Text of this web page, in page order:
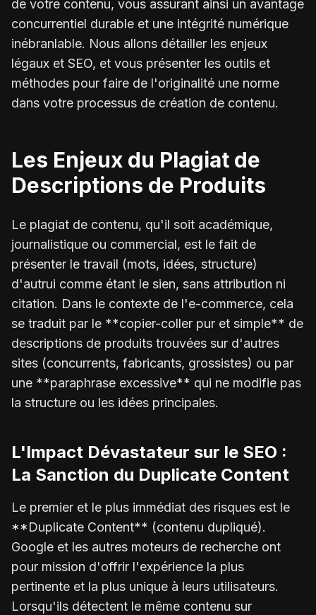
de votre contenu, vous assurant ainsi un avantage
concurrentiel durable et une intégrité numérique
inébranlable. Nous allons détailler les enjeux
légaux et SEO, et vous présenter les outils et
méthodes pour faire de l'originalité une norme
dans votre processus de création de contenu.
Les Enjeux du Plagiat de
Descriptions de Produits
Le plagiat de contenu, qu'il soit académique,
journalistique ou commercial, est le fait de
présenter le travail (mots, idées, structure)
d'autrui comme étant le sien, sans attribution ni
citation. Dans le contexte de l'e-commerce, cela
se traduit par le **copier-coller pur et simple** de
descriptions de produits trouvées sur d'autres
sites (concurrents, fabricants, grossistes) ou par
une **paraphrase excessive** qui ne modifie pas
la structure ou les idées principales.
L'Impact Dévastateur sur le SEO :
La Sanction du Duplicate Content
Le premier et le plus immédiat des risques est le
**Duplicate Content** (contenu dupliqué).
Google et les autres moteurs de recherche ont
pour mission d'offrir l'expérience la plus
pertinente et la plus unique à leurs utilisateurs.
Lorsqu'ils détectent le même contenu sur